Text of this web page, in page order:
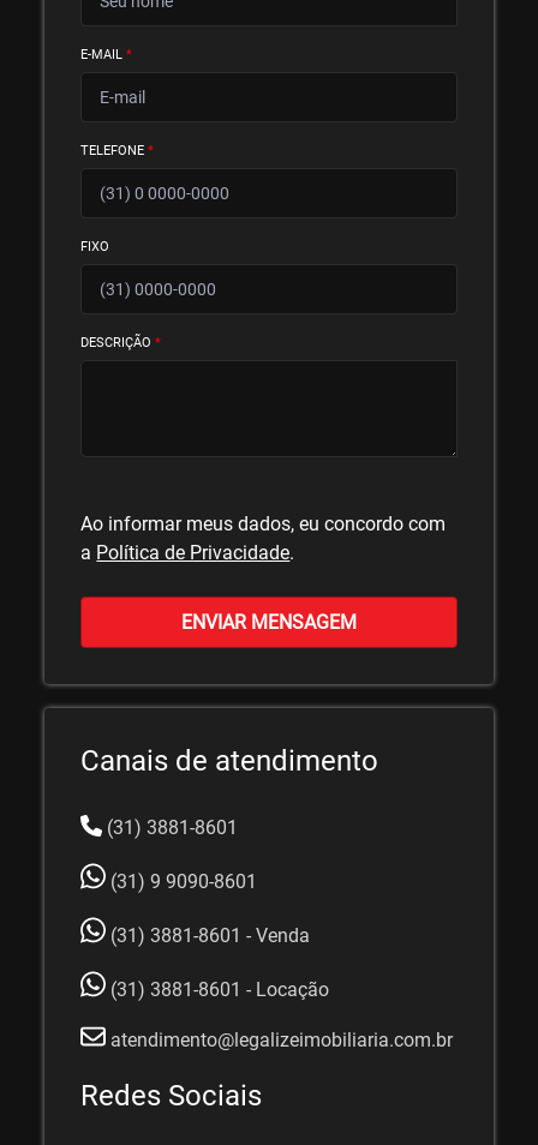
E-MAIL*
TELEFONE*
FIXO
DESCRIÇÃO*
Ao informar meus dados, eu concordo com
a Política de Privacidade.
ENVIAR MENSAGEM
Canais de atendimento
(31) 3881-8601
(31) 9 9090-8601
(31) 3881-8601 - Venda
(31) 3881-8601 - Locação
atendimento@legalizeimobiliaria.com.br
Redes Sociais